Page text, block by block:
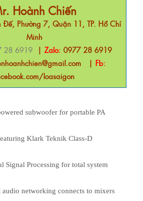
Hoành Chiến
Phường 7, Quận 11, TP. Hồ Chí
Minh
28 6919| Zalo: 0977 28 6919
| Fb:
loasaigon
subwoofer for portable PA
Klark Teknik Class-D
Signal Processing for total system
networking connects to mixers